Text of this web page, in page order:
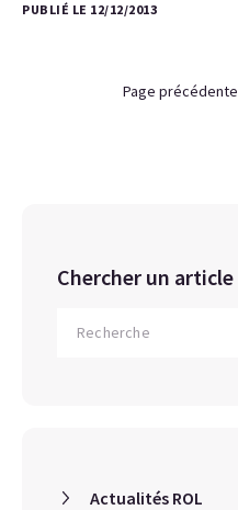
PUBLIÉ LE 12/12/2013
Page précédente
Chercher un article
Actualités ROL